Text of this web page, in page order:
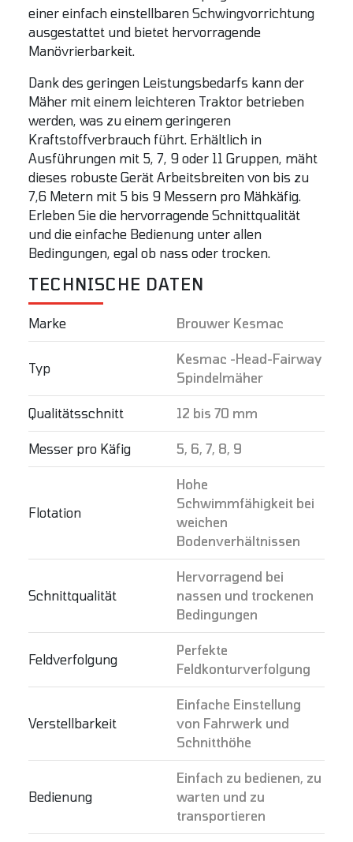
einer einfach einstellbaren Schwingvorrichtung
ausgestattet und bietet hervorragende
Manövrierbarkeit.
Dank des geringen Leistungsbedarfs kann der
Mäher mit einem leichteren Traktor betrieben
werden, was zu einem geringeren
Kraftstoffverbrauch führt. Erhältlich in
Ausführungen mit 5, 7, 9 oder 11 Gruppen, mäht
dieses robuste Gerät Arbeitsbreiten von bis zu
7,6 Metern mit 5 bis 9 Messern pro Mähkäfig.
Erleben Sie die hervorragende Schnittqualität
und die einfache Bedienung unter allen
Bedingungen, egal ob nass oder trocken.
TECHNISCHE DATEN
Marke Brouwer Kesmac
Typ
Kesmac -Head-Fairway
Spindelmäher
Qualitätsschnitt 12 bis 70 mm
Messer pro Käfig 5, 6, 7, 8, 9
Flotation
Hohe
Schwimmfähigkeit bei
weichen
Bodenverhältnissen
Schnittqualität
Hervorragend bei
nassen und trockenen
Bedingungen
Feldverfolgung
Perfekte
Feldkonturverfolgung
Verstellbarkeit
Einfache Einstellung
von Fahrwerk und
Schnitthöhe
Bedienung
Einfach zu bedienen, zu
warten und zu
transportieren